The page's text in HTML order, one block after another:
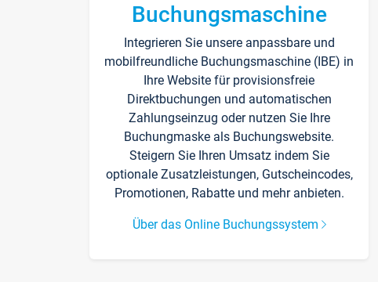
Buchungsmaschine
Integrieren Sie unsere anpassbare und
mobilfreundliche Buchungsmaschine (IBE) in
Ihre Website für provisionsfreie
Direktbuchungen und automatischen
Zahlungseinzug oder nutzen Sie Ihre
Buchungmaske als Buchungswebsite.
Steigern Sie Ihren Umsatz indem Sie
optionale Zusatzleistungen, Gutscheincodes,
Promotionen, Rabatte und mehr anbieten.
Über das Online Buchungssystem